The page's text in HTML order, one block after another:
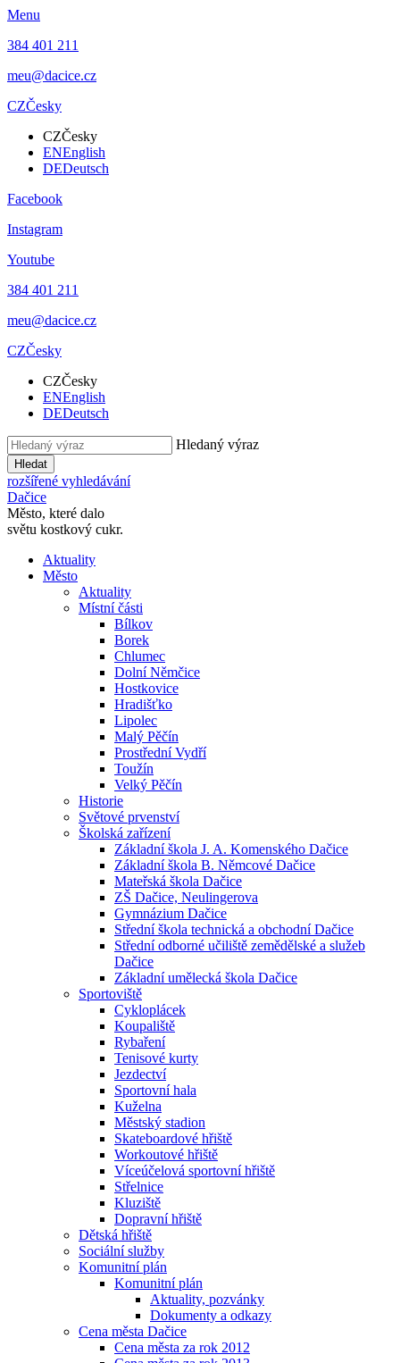
Menu
384 401 211
meu@dacice.cz
CZČesky
CZČesky
ENEnglish
DEDeutsch
Facebook
Instagram
Youtube
384 401 211
meu@dacice.cz
CZČesky
CZČesky
ENEnglish
DEDeutsch
Hledaný výraz
Hledat
rozšířené vyhledávání
Dačice
Město, které dalo
světu kostkový cukr.
Aktuality
Město
Aktuality
Místní části
Bílkov
Borek
Chlumec
Dolní Němčice
Hostkovice
Hradišťko
Lipolec
Malý Pěčín
Prostřední Vydří
Toužín
Velký Pěčín
Historie
Světové prvenství
Školská zařízení
Základní škola J. A. Komenského Dačice
Základní škola B. Němcové Dačice
Mateřská škola Dačice
ZŠ Dačice, Neulingerova
Gymnázium Dačice
Střední škola technická a obchodní Dačice
Střední odborné učiliště zemědělské a služeb
Dačice
Základní umělecká škola Dačice
Sportoviště
Cykloplácek
Koupaliště
Rybaření
Tenisové kurty
Jezdectví
Sportovní hala
Kuželna
Městský stadion
Skateboardové hřiště
Workoutové hřiště
Víceúčelová sportovní hřiště
Střelnice
Kluziště
Dopravní hřiště
Dětská hřiště
Sociální služby
Komunitní plán
Komunitní plán
Aktuality, pozvánky
Dokumenty a odkazy
Cena města Dačice
Cena města za rok 2012